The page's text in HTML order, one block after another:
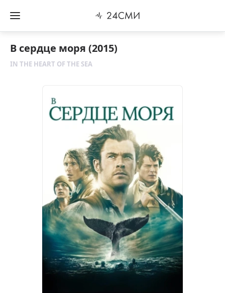
В сердце моря (2015)
IN THE HEART OF THE SEA